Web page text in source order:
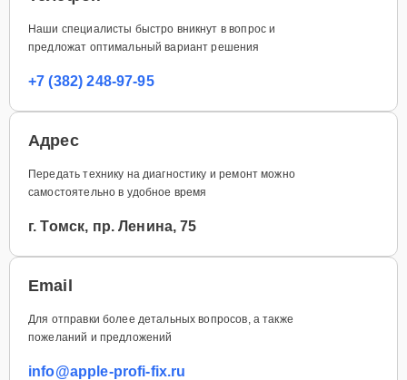
Наши специалисты быстро вникнут в вопрос и
предложат оптимальный вариант решения
+7 (382) 248-97-95
Адрес
Передать технику на диагностику и ремонт можно
самостоятельно в удобное время
г. Томск, пр. Ленина, 75
Email
Для отправки более детальных вопросов, а также
пожеланий и предложений
info@apple-profi-fix.ru